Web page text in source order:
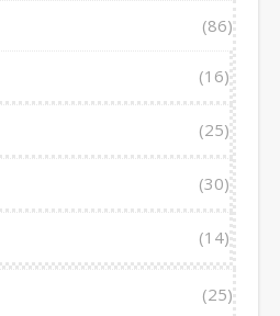
(86)
(16)
(25)
(30)
(14)
(25)